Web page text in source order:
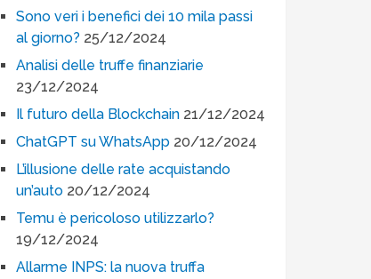
Sono veri i benefici dei 10 mila passi
al giorno? 25/12/2024
Analisi delle truffe finanziarie
23/12/2024
Il futuro della Blockchain 21/12/2024
ChatGPT su WhatsApp 20/12/2024
L’illusione delle rate acquistando
un’auto 20/12/2024
Temu è pericoloso utilizzarlo?
19/12/2024
Allarme INPS: la nuova truffa